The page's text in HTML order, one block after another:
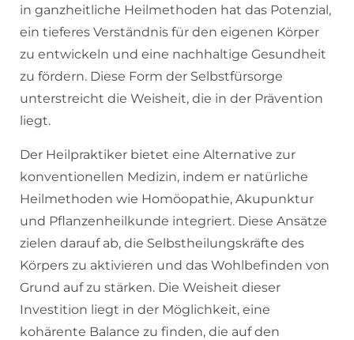
in ganzheitliche Heilmethoden hat das Potenzial,
ein tieferes Verständnis für den eigenen Körper
zu entwickeln und eine nachhaltige Gesundheit
zu fördern. Diese Form der Selbstfürsorge
unterstreicht die Weisheit, die in der Prävention
liegt.
Der Heilpraktiker bietet eine Alternative zur
konventionellen Medizin, indem er natürliche
Heilmethoden wie Homöopathie, Akupunktur
und Pflanzenheilkunde integriert. Diese Ansätze
zielen darauf ab, die Selbstheilungskräfte des
Körpers zu aktivieren und das Wohlbefinden von
Grund auf zu stärken. Die Weisheit dieser
Investition liegt in der Möglichkeit, eine
kohärente Balance zu finden, die auf den